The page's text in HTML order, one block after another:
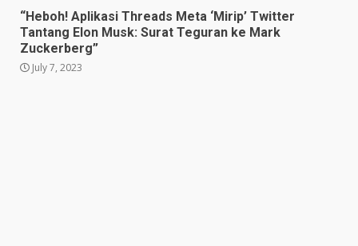
“Heboh! Aplikasi Threads Meta ‘Mirip’ Twitter
Tantang Elon Musk: Surat Teguran ke Mark
Zuckerberg”
July 7, 2023
Persib Bungkam Arema FC,
Gol Uilliam Barros Antar